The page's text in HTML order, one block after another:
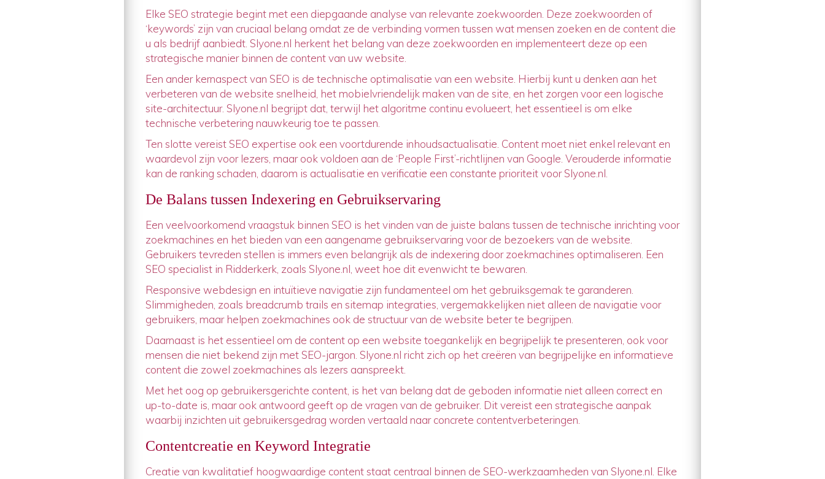
Elke SEO strategie begint met een diepgaande analyse van relevante zoekwoorden. Deze zoekwoorden of
‘keywords’ zijn van cruciaal belang omdat ze de verbinding vormen tussen wat mensen zoeken en de content die
u als bedrijf aanbiedt. Slyone.nl herkent het belang van deze zoekwoorden en implementeert deze op een
strategische manier binnen de content van uw website.
Een ander kernaspect van SEO is de technische optimalisatie van een website. Hierbij kunt u denken aan het
verbeteren van de website snelheid, het mobielvriendelijk maken van de site, en het zorgen voor een logische
site-architectuur. Slyone.nl begrijpt dat, terwijl het algoritme continu evolueert, het essentieel is om elke
technische verbetering nauwkeurig toe te passen.
Ten slotte vereist SEO expertise ook een voortdurende inhoudsactualisatie. Content moet niet enkel relevant en
waardevol zijn voor lezers, maar ook voldoen aan de ‘People First’-richtlijnen van Google. Verouderde informatie
kan de ranking schaden, daarom is actualisatie en verificatie een constante prioriteit voor Slyone.nl.
De Balans tussen Indexering en Gebruikservaring
Een veelvoorkomend vraagstuk binnen SEO is het vinden van de juiste balans tussen de technische inrichting voor
zoekmachines en het bieden van een aangename gebruikservaring voor de bezoekers van de website.
Gebruikers tevreden stellen is immers even belangrijk als de indexering door zoekmachines optimaliseren. Een
SEO specialist in Ridderkerk, zoals Slyone.nl, weet hoe dit evenwicht te bewaren.
Responsive webdesign en intuïtieve navigatie zijn fundamenteel om het gebruiksgemak te garanderen.
Slimmigheden, zoals breadcrumb trails en sitemap integraties, vergemakkelijken niet alleen de navigatie voor
gebruikers, maar helpen zoekmachines ook de structuur van de website beter te begrijpen.
Daarnaast is het essentieel om de content op een website toegankelijk en begrijpelijk te presenteren, ook voor
mensen die niet bekend zijn met SEO-jargon. Slyone.nl richt zich op het creëren van begrijpelijke en informatieve
content die zowel zoekmachines als lezers aanspreekt.
Met het oog op gebruikersgerichte content, is het van belang dat de geboden informatie niet alleen correct en
up-to-date is, maar ook antwoord geeft op de vragen van de gebruiker. Dit vereist een strategische aanpak
waarbij inzichten uit gebruikersgedrag worden vertaald naar concrete contentverbeteringen.
Contentcreatie en Keyword Integratie
Creatie van kwalitatief hoogwaardige content staat centraal binnen de SEO-werkzaamheden van Slyone.nl. Elke